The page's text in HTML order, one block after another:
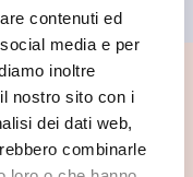
contenuti ed
media e per
inoltre
nostro sito con i
dei dati web,
combinarle
dintorni
qui trovi altri